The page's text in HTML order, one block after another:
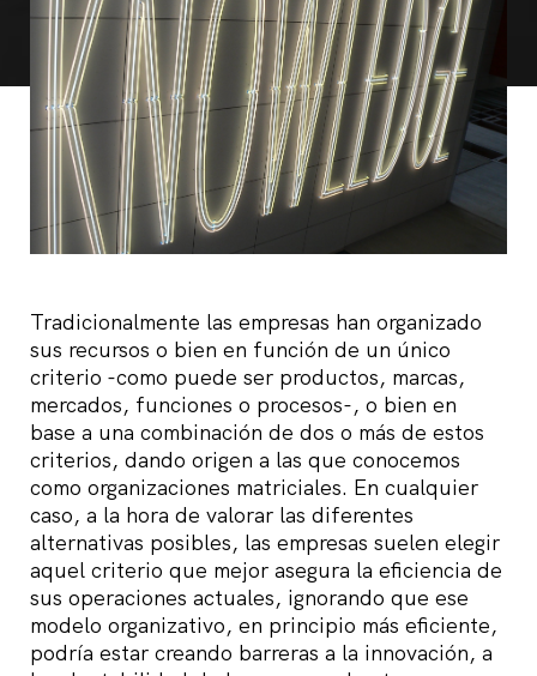
Tradicionalmente las empresas han organizado
sus recursos o bien en función de un único
criterio -como puede ser productos, marcas,
mercados, funciones o procesos-, o bien en
base a una combinación de dos o más de estos
criterios, dando origen a las que conocemos
como organizaciones matriciales. En cualquier
caso, a la hora de valorar las diferentes
alternativas posibles, las empresas suelen elegir
aquel criterio que mejor asegura la eficiencia de
sus operaciones actuales, ignorando que ese
modelo organizativo, en principio más eficiente,
podría estar creando barreras a la innovación, a